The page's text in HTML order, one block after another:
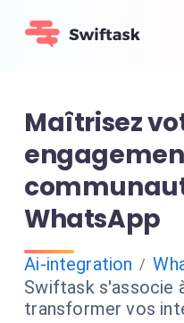
Maîtrisez
WhatsApp
Ai-integration /
Swiftask s'associe
transformer vos